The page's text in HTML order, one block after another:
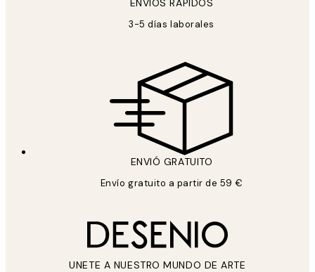
3-5 días laborales
ENVIÓ GRATUITO
Envío gratuito a partir de 59 €
UNETE A NUESTRO MUNDO DE ARTE